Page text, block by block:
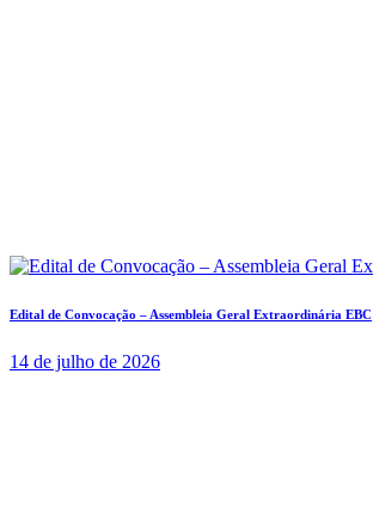
Edital de Convocação – Assembleia Geral Extraordinária EBC
14 de julho de 2026